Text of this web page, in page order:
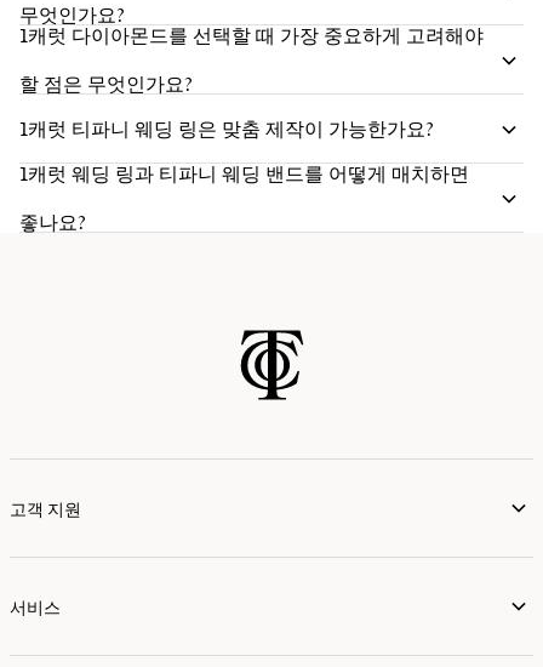
무엇인가요?
1캐럿 다이아몬드를 선택할 때 가장 중요하게 고려해야
할 점은 무엇인가요?
1캐럿 티파니 웨딩 링은 맞춤 제작이 가능한가요?
1캐럿 웨딩 링과 티파니 웨딩 밴드를 어떻게 매치하면
좋나요?
고객 지원
서비스